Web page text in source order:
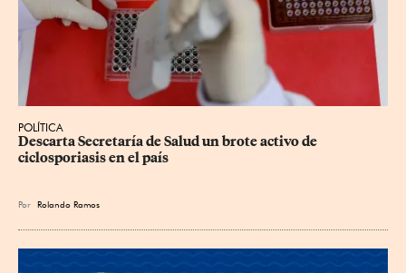
POLÍTICA
Descarta Secretaría de Salud un brote activo de
ciclosporiasis en el país
Por Rolando Ramos